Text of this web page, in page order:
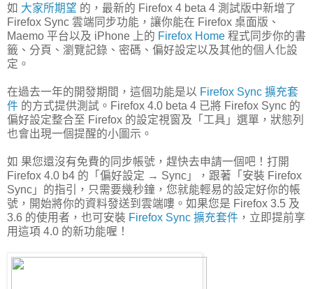
如 大家所期望 的，最新的 Firefox 4 beta 4 測試版中新增了
Firefox Sync 雲端同步功能，讓你能在 Firefox 桌面版、
Maemo 平台以及 iPhone 上的 Firefox Home 程式同步你的書
籤、分頁、瀏覽記錄、密碼、偏好設定以及其他的個人化設
定。
在過去一年的開發期間，這個功能是以 Firefox Sync 擴充套
件 的方式提供測試。Firefox 4.0 beta 4 已將 Firefox Sync 的
偏好設定整合至 Firefox 的設定視窗及「工具」選單，狀態列
也會出現一個提醒的小圖示。
如 果您還沒有免費的同步帳號，趕快去申請一個吧！打開
Firefox 4.0 b4 的「偏好設定 → Sync」，跟著「安裝 Firefox
Sync」的指引，只需要幾秒鐘，您就能輕易的設定好你的帳
號，開始將你的資料發送到雲端嘍。如果您是 Firefox 3.5 及
3.6 的使用者，也可安裝 Firefox Sync 擴充套件 ，立即提前享
用這項 4.0 的新功能喔！